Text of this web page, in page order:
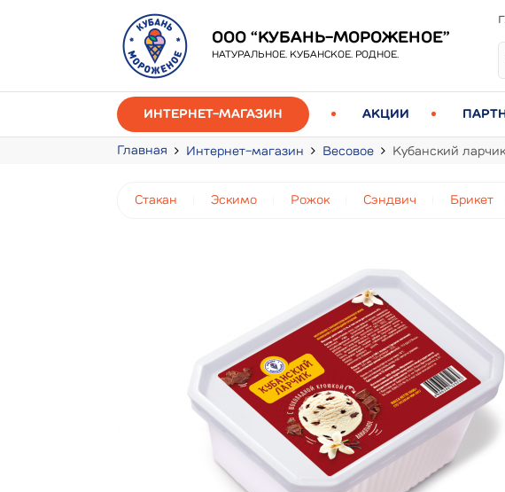
ООО “КУБАНЬ-МОРОЖЕНОЕ”
НАТУРАЛЬНОЕ. КУБАНСКОЕ. РОДНОЕ.
ИНТЕРНЕТ-МАГАЗИН АКЦИИ
Главная Интернет-магазин Весовое Кубанский
Стакан Эскимо Рожок Сэндвич Брикет